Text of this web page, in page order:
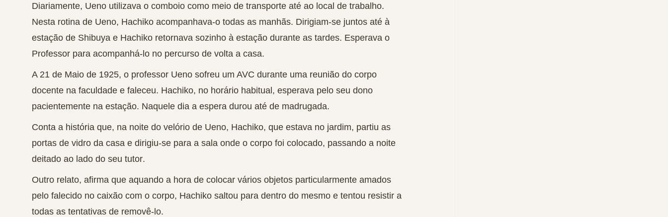
Diariamente, Ueno utilizava o comboio como meio de transporte até ao local de trabalho.
Nesta rotina de Ueno, Hachiko acompanhava-o todas as manhãs. Dirigiam-se juntos até à
estação de Shibuya e Hachiko retornava sozinho à estação durante as tardes. Esperava o
Professor para acompanhá-lo no percurso de volta a casa.
A 21 de Maio de 1925, o professor Ueno sofreu um AVC durante uma reunião do corpo
docente na faculdade e faleceu. Hachiko, no horário habitual, esperava pelo seu dono
pacientemente na estação. Naquele dia a espera durou até de madrugada.
Conta a história que, na noite do velório de Ueno, Hachiko, que estava no jardim, partiu as
portas de vidro da casa e dirigiu-se para a sala onde o corpo foi colocado, passando a noite
deitado ao lado do seu tutor.
Outro relato, afirma que aquando a hora de colocar vários objetos particularmente amados
pelo falecido no caixão com o corpo, Hachiko saltou para dentro do mesmo e tentou resistir a
todas as tentativas de removê-lo.